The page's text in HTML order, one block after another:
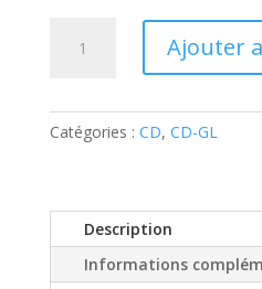
-
Ajouter
Catégories : CD, CD-GL
Description
Informations